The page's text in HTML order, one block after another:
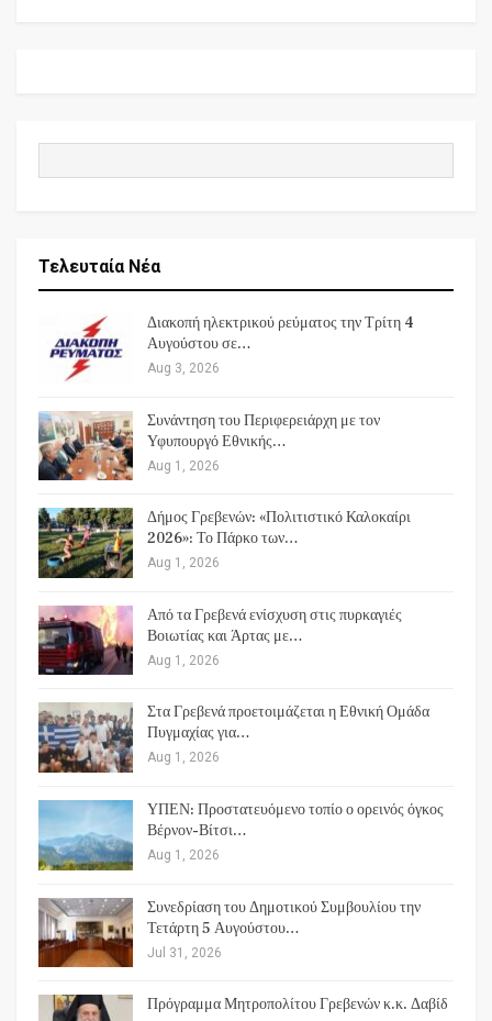
Τελευταία Νέα
Διακοπή ηλεκτρικού ρεύματος την Τρίτη 4
Αυγούστου σε…
Aug 3, 2026
Συνάντηση του Περιφερειάρχη με τον
Υφυπουργό Εθνικής…
Aug 1, 2026
Δήμος Γρεβενών: «Πολιτιστικό Καλοκαίρι
2026»: Το Πάρκο των…
Aug 1, 2026
Από τα Γρεβενά ενίσχυση στις πυρκαγιές
Βοιωτίας και Άρτας με…
Aug 1, 2026
Στα Γρεβενά προετοιμάζεται η Εθνική Ομάδα
Πυγμαχίας για…
Aug 1, 2026
ΥΠΕΝ: Προστατευόμενο τοπίο ο ορεινός όγκος
Βέρνον-Βίτσι…
Aug 1, 2026
Συνεδρίαση του Δημοτικού Συμβουλίου την
Τετάρτη 5 Αυγούστου…
Jul 31, 2026
Πρόγραμμα Μητροπολίτου Γρεβενών κ.κ. Δαβίδ